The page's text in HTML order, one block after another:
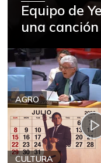
Equipo de
una
AGRO
CULTURA